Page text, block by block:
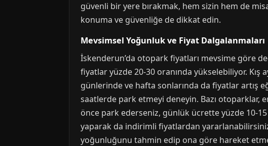
güvenli bir yere bırakmak, hem sizin hem de
konuma ve güvenliğe de dikkat edin.
Mevsimsel Yoğunluk ve Fiyat Dalgalanmaları
İskenderun’da otopark fiyatları mevsime göre
fiyatlar yüzde 20-30 oranında yükselebiliyor.
günlerinde ve hafta sonlarında da fiyatlar artış
saatlerde park etmeyi deneyin. Bazı otoparklar,
önce park ederseniz, günlük ücrette yüzde 10-
yaparak da indirimli fiyatlardan
yoğunluğunu tahmin edip ona göre hareket